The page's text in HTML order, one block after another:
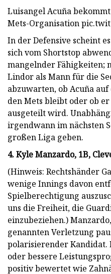
Luisangel Acuña
Mets-Organisation
In der Defensive scheint
sich vom Shortstop
mangelnder Fähigkeiten;
Lindor als Mann für die
abzuwarten, ob Acuña
den Mets bleibt oder ob
ausgeteilt wird.
irgendwann im nächsten
großen Liga geben.
4. Kyle Manzardo, 1B,
(Hinweis: Rechtshänder
wenige Innings davon
Spielberechtigung
uns die Freiheit, die
einzubeziehen.)
genannten Verletzung
polarisierender Kandidat.
oder bessere
positiv bewertet wie